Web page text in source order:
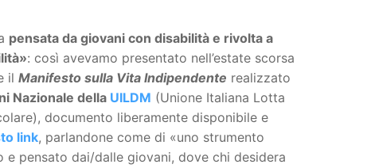
pensata da giovani con disabilità e rivolta a
: così avevamo presentato nell’estate scorsa
il Manifesto sulla Vita Indipendente realizzato
Nazionale della UILDM (Unione Italiana Lotta
documento liberamente disponibile e
link, parlandone come di «uno strumento
e pensato dai/dalle giovani, dove chi desidera